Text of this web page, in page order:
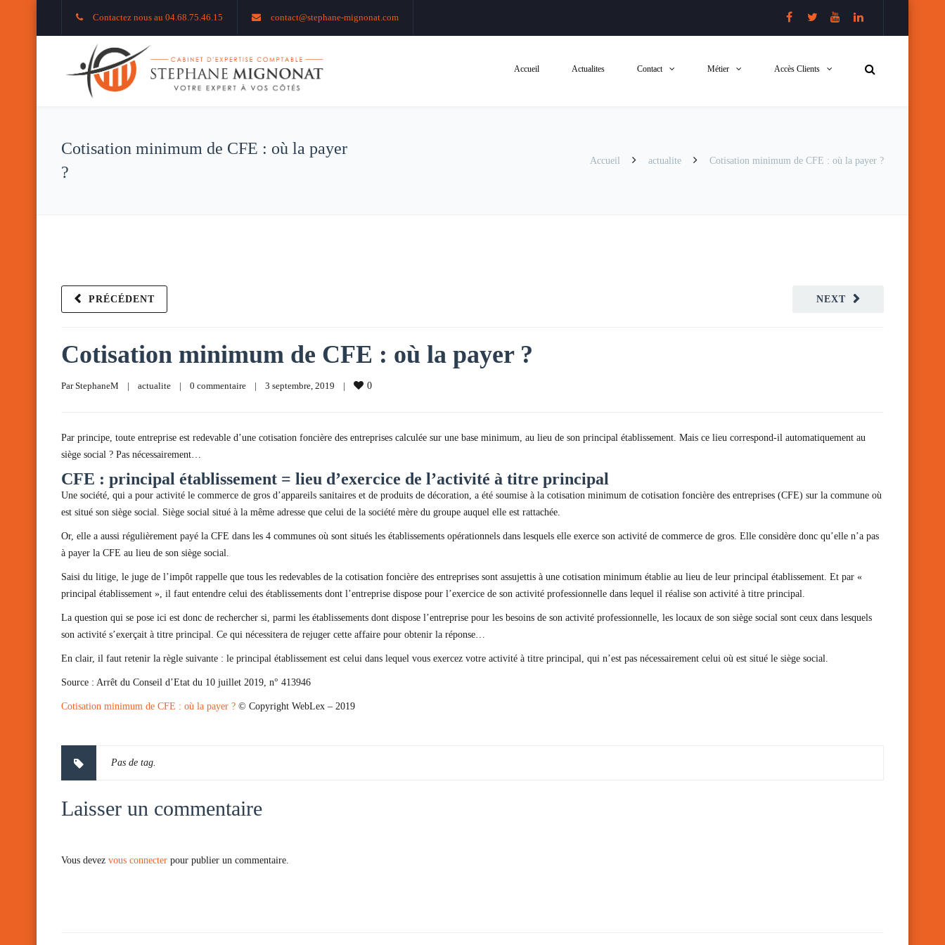
Contactez nous au 04.68.75.46.15 contact@stephane-mignonat.com
Accueil Actualites Contact Métier Accès Clients
Cotisation minimum de CFE : où la payer
?
Accueil actualite Cotisation minimum de CFE : où la payer ?
NEXT
PRÉCÉDENT
Cotisation minimum de CFE : où la payer ?
Par StephaneM | actualite | 0 commentaire | 3 septembre, 2019 | 0
Par principe, toute entreprise est redevable d’une cotisation foncière des entreprises calculée sur une base minimum, au lieu de son principal établissement. Mais ce lieu correspond-il automatiquement au
siège social ? Pas nécessairement…
CFE : principal établissement = lieu d’exercice de l’activité à titre principal
Une société, qui a pour activité le commerce de gros d’appareils sanitaires et de produits de décoration, a été soumise à la cotisation minimum de cotisation foncière des entreprises (CFE) sur la commune où
est situé son siège social. Siège social situé à la même adresse que celui de la société mère du groupe auquel elle est rattachée.
Or, elle a aussi régulièrement payé la CFE dans les 4 communes où sont situés les établissements opérationnels dans lesquels elle exerce son activité de commerce de gros. Elle considère donc qu’elle n’a pas
à payer la CFE au lieu de son siège social.
Saisi du litige, le juge de l’impôt rappelle que tous les redevables de la cotisation foncière des entreprises sont assujettis à une cotisation minimum établie au lieu de leur principal établissement. Et par «
principal établissement », il faut entendre celui des établissements dont l’entreprise dispose pour l’exercice de son activité professionnelle dans lequel il réalise son activité à titre principal.
La question qui se pose ici est donc de rechercher si, parmi les établissements dont dispose l’entreprise pour les besoins de son activité professionnelle, les locaux de son siège social sont ceux dans lesquels
son activité s’exerçait à titre principal. Ce qui nécessitera de rejuger cette affaire pour obtenir la réponse…
En clair, il faut retenir la règle suivante : le principal établissement est celui dans lequel vous exercez votre activité à titre principal, qui n’est pas nécessairement celui où est situé le siège social.
Source : Arrêt du Conseil d’Etat du 10 juillet 2019, n° 413946
Cotisation minimum de CFE : où la payer ? © Copyright WebLex – 2019
Pas de tag.
Laisser un commentaire
Vous devez vous connecter pour publier un commentaire.